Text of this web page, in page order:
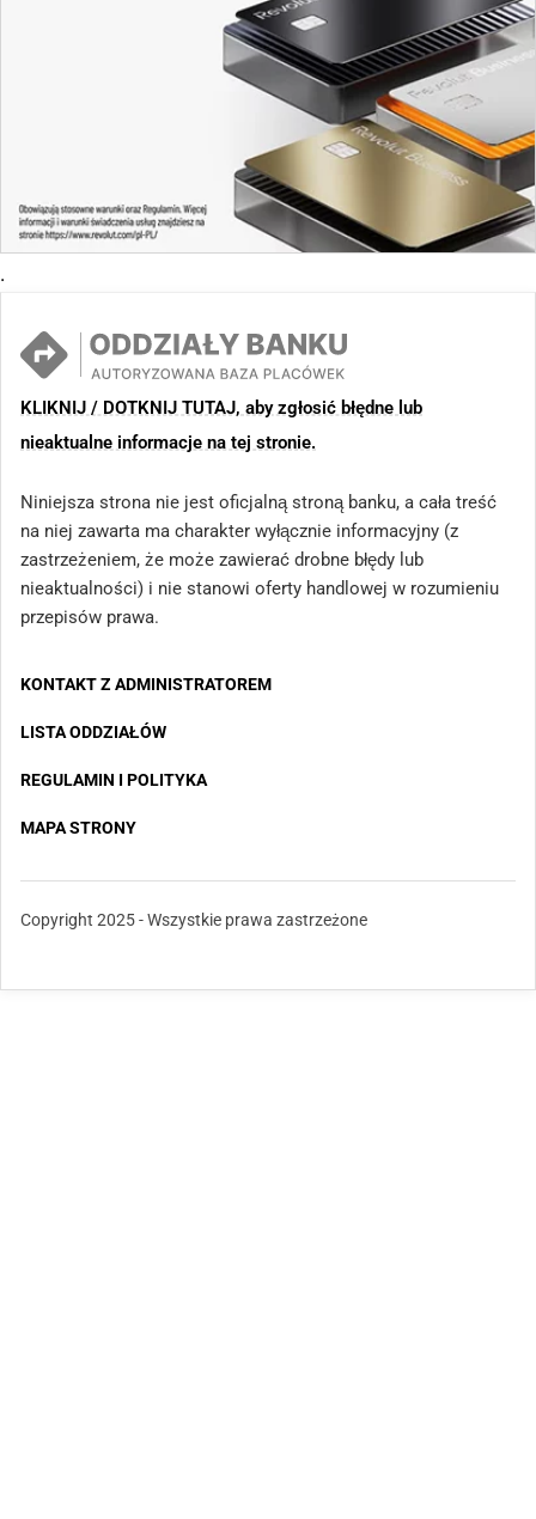
.
KLIKNIJ / DOTKNIJ TUTAJ, aby zgłosić błędne lub
nieaktualne informacje na tej stronie.
Niniejsza strona nie jest oficjalną stroną banku, a cała treść
na niej zawarta ma charakter wyłącznie informacyjny (z
zastrzeżeniem, że może zawierać drobne błędy lub
nieaktualności) i nie stanowi oferty handlowej w rozumieniu
przepisów prawa.
KONTAKT Z ADMINISTRATOREM
LISTA ODDZIAŁÓW
REGULAMIN I POLITYKA
MAPA STRONY
Copyright 2025 - Wszystkie prawa zastrzeżone